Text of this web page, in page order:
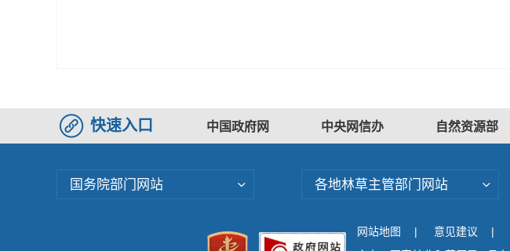
快速入口 中国政府网 中央网信办 自然资源部
国务院部门网站 各地林草主管部门网站
网站地图 | 意见建议 |